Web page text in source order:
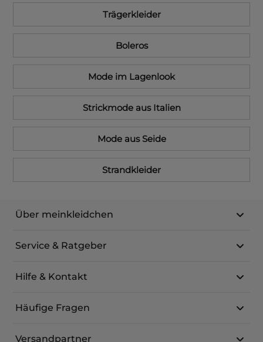
Trägerkleider
Boleros
Mode im Lagenlook
Strickmode aus Italien
Mode aus Seide
Strandkleider
Über meinkleidchen
Service & Ratgeber
Hilfe & Kontakt
Häufige Fragen
Versandpartner